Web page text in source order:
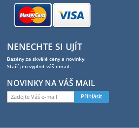
NENECHTE SI UJÍT
Bazény za skvělé ceny a novinky.
Stačí jen vyplnit váš email.
NOVINKY NA VÁŠ MAIL
Přihlásit